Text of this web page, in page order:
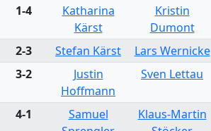
1-4
Katharina
Kärst
Kristin
Dumont
2-3 Stefan Kärst Lars Wernicke
3-2
Justin
Hoffmann
Sven Lettau
4-1
Samuel
Klaus-Martin